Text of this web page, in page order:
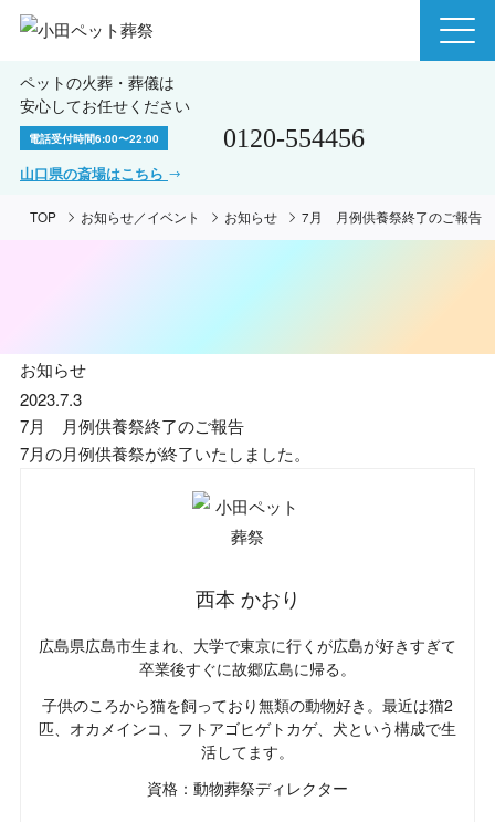
ペットの火葬・葬儀は
安心してお任せください
電話受付時間6:00〜22:00 0120-554456
山口県の斎場はこちら
TOP お知らせ／イベント お知らせ 7月 月例供養祭終了のご報告
お知らせ
2023.7.3
7月 月例供養祭終了のご報告
7月の月例供養祭が終了いたしました。
西本 かおり
広島県広島市生まれ、大学で東京に行くが広島が好きすぎて
卒業後すぐに故郷広島に帰る。
子供のころから猫を飼っており無類の動物好き。最近は猫2
匹、オカメインコ、フトアゴヒゲトカゲ、犬という構成で生
活してます。
資格：動物葬祭ディレクター